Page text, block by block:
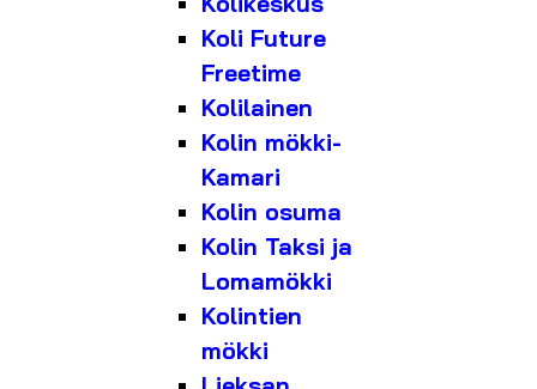
Koli Future
Freetime
Kolilainen
Kolin mökki-
Kamari
Kolin osuma
Kolin Taksi ja
Lomamökki
Kolintien
mökki